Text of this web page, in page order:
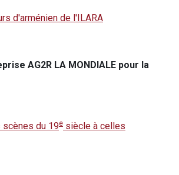
d'arménien de l'ILARA
AG2R LA MONDIALE pour la
scènes du 19e siècle à celles